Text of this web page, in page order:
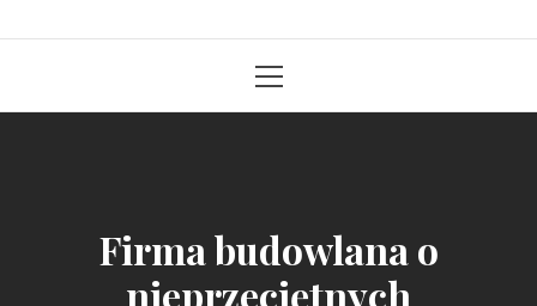
Menu
Firma budowlana o
nieprzeciętnych